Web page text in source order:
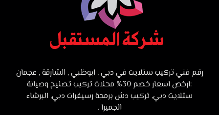
رقم فني تركيب ستلايت في دبي , ابوظبي , الشارقة , عجمان
:ارخص اسعار خصم 30% محلات تركيب تصليح وصيانة
ستلايت دبي, تركيب دش برمجة رسيفرات دبي, البرشاء
الجميرا .